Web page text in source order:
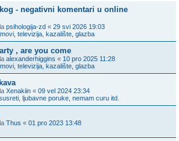
- negativni komentari u online
psihologija-zd « 29 svi 2026 19:03
televizija, kazalište, glazba
, are you come
alexanderhiggins « 10 pro 2025 11:28
televizija, kazalište, glazba
Xenakiin « 09 vel 2024 23:34
ljubavne poruke, nemam curu itd.
Thus « 01 pro 2023 13:48